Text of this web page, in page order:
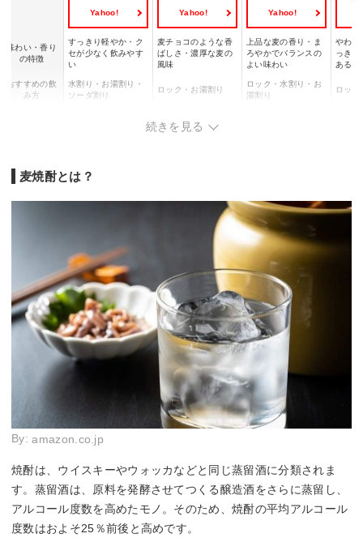
Yahoo! Yahoo! Yahoo!
味わい・香り
の特徴
すっきり軽やか・ク
セが少なく飲みやす
い
麦チョコのような香
ばしさ・濃厚な麦の
風味
上品な麦の香り・ま
ろやかでバランスの
よい味わい
やわら
っきり
ある味
おすすめの飲
み方
水割り・お湯割り・
ソーダ割り
ロック・お湯割り
ロック・水割り・お
湯割り
ロッ
香ばしく個性的な麦
焼酎を味わいたい方
続きを見る
麦焼酎とは？
By:amazon.co.jp
焼酎は、ウイスキーやウォッカなどと同じ蒸留酒に分類されま
す。蒸留酒は、原料を発酵させてつくる醸造酒をさらに蒸留し、
アルコール度数を高めたモノ。そのため、焼酎の平均アルコール
度数はおよそ25％前後と高めです。